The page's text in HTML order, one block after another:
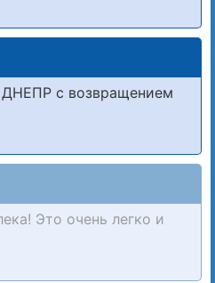
с возвращением
Это очень легко и